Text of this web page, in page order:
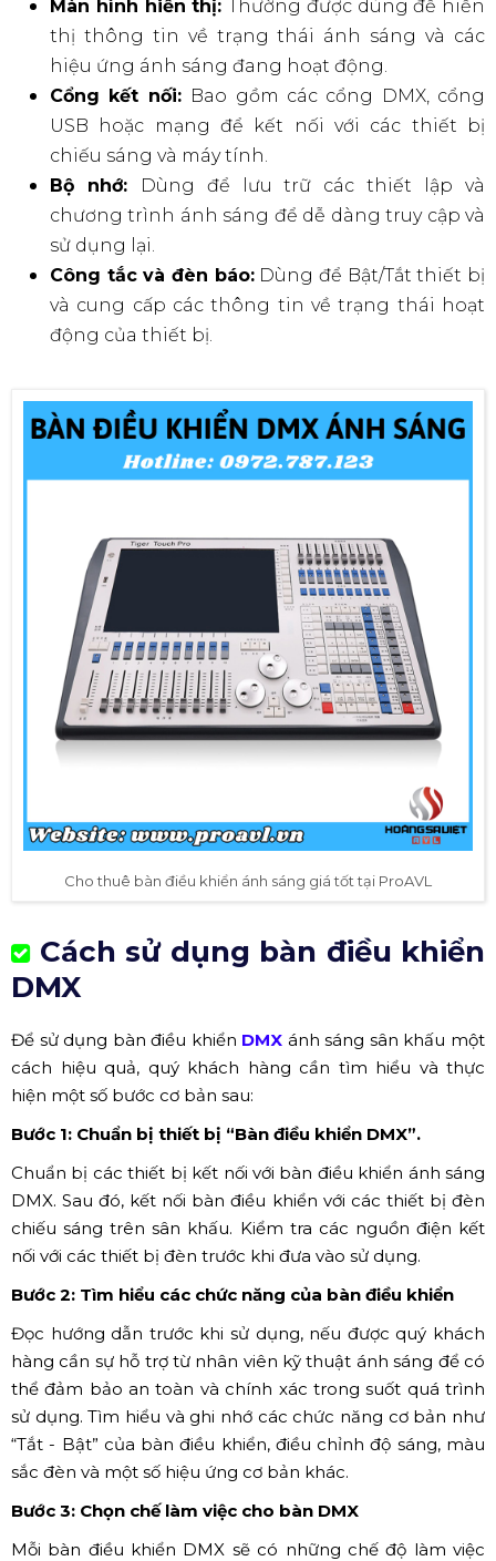
Màn hình hiển thị:
Thường được dùng để hiển
thị thông tin về trạng thái ánh sáng và các
hiệu ứng ánh sáng đang hoạt động.
Cổng kết nối: Bao gồm các cổng DMX, cổng
USB hoặc mạng để kết nối với các thiết bị
chiếu sáng và máy tính.
Bộ nhớ:
Dùng để lưu trữ các thiết lập và
chương trình ánh sáng để dễ dàng truy cập và
sử dụng lại.
Công tắc và đèn báo:Dùng để Bật/Tắt thiết bị
và cung cấp các thông tin về trạng thái hoạt
động của thiết bị.
Cho thuê bàn điều khiển ánh sáng giá tốt tại ProAVL
Cách sử dụng bàn điều khiển
DMX
Để sử dụng bàn điều khiển DMX ánh sáng sân khấu một
cách hiệu quả, quý khách hàng cần tìm hiểu và thực
hiện một số bước cơ bản sau:
Bước 1: Chuẩn bị thiết bị “Bàn điều khiển DMX”.
Chuẩn bị các thiết bị kết nối với bàn điều khiển ánh sáng
DMX. Sau đó, kết nối bàn điều khiển với các thiết bị đèn
chiếu sáng trên sân khấu. Kiểm tra các nguồn điện kết
nối với các thiết bị đèn trước khi đưa vào sử dụng.
Bước 2: Tìm hiểu các chức năng của bàn điều khiển
Đọc hướng dẫn trước khi sử dụng, nếu được quý khách
hàng cần sự hỗ trợ từ nhân viên kỹ thuật ánh sáng để có
thể đảm bảo an toàn và chính xác trong suốt quá trình
sử dụng. Tìm hiểu và ghi nhớ các chức năng cơ bản như
“Tắt - Bật” của bàn điều khiển, điều chỉnh độ sáng, màu
sắc đèn và một số hiệu ứng cơ bản khác.
Bước 3: Chọn chế làm việc cho bàn DMX
Mỗi bàn điều khiển DMX sẽ có những chế độ làm việc